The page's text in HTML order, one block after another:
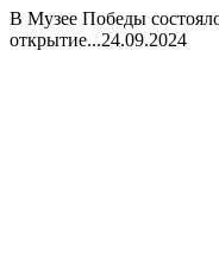
В Музее Победы
открытие...24.09.2024